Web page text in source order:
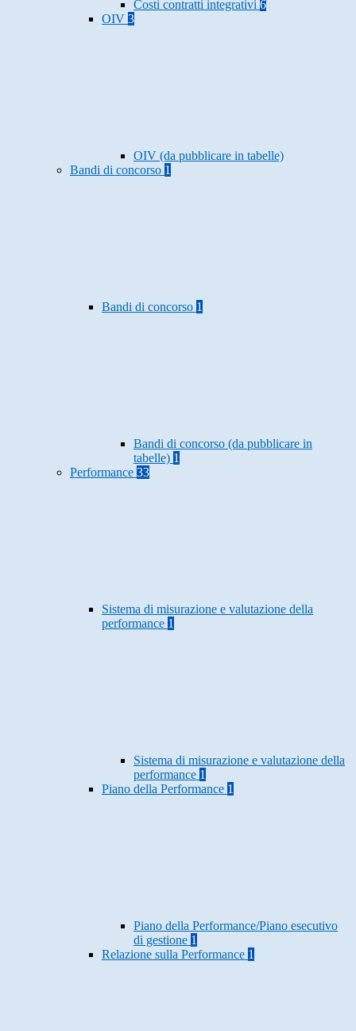
Costi contratti integrativi 6
OIV 3
OIV (da pubblicare in tabelle)
Bandi di concorso 1
Bandi di concorso 1
Bandi di concorso (da pubblicare in
tabelle) 1
Performance 33
Sistema di misurazione e valutazione della
performance 1
Sistema di misurazione e valutazione della
performance 1
Piano della Performance 1
Piano della Performance/Piano esecutivo
di gestione 1
Relazione sulla Performance 1